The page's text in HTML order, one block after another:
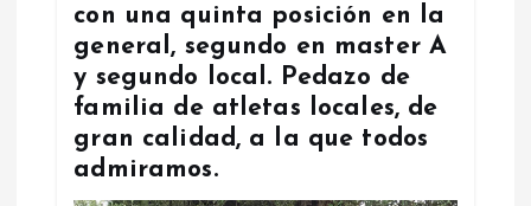
con una quinta posición en la
general, segundo en master A
y segundo local. Pedazo de
familia de atletas locales, de
gran calidad, a la que todos
admiramos.